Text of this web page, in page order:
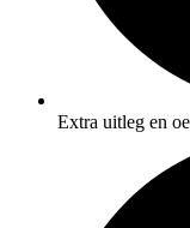
Extra uitleg en